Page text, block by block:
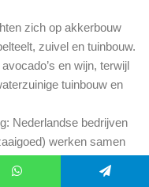
zich op akkerbouw
zuivel en tuinbouw.
en wijn, terwijl
tuinbouw en
Nederlandse bedrijven
werken samen
en nieuwe